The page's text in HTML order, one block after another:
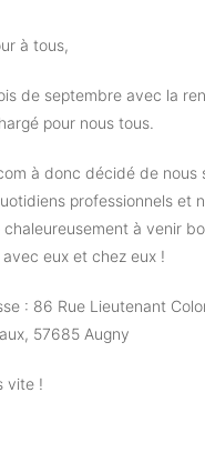
à tous,
de septembre avec la
pour nous tous.
à donc décidé de nous
professionnels et
chaleureusement à venir
eux et chez eux !
: 86 Rue Lieutenant
57685 Augny
vite !